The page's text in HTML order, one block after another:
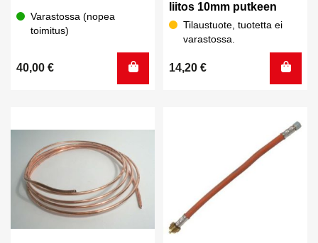
Varastossa (nopea
toimitus)
40,00 €
liitos 10mm putkeen
Tilaustuote, tuotetta ei
varastossa.
14,20 €